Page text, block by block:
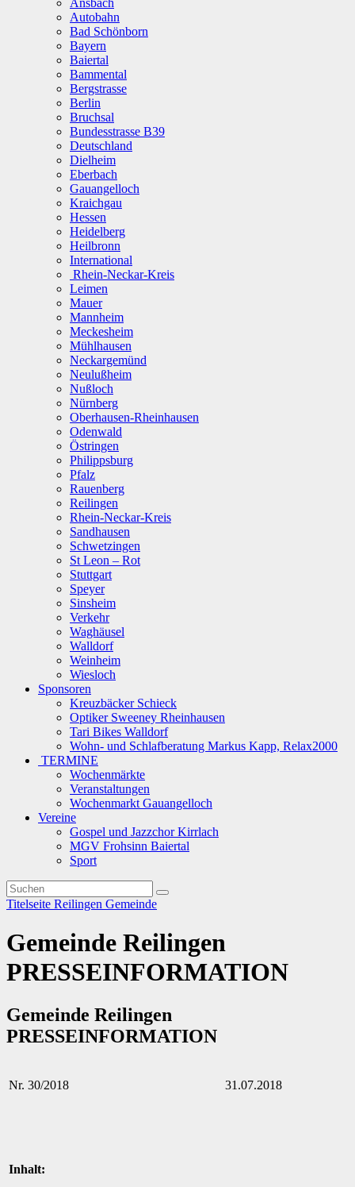
Ansbach
Autobahn
Bad Schönborn
Bayern
Baiertal
Bammental
Bergstrasse
Berlin
Bruchsal
Bundesstrasse B39
Deutschland
Dielheim
Eberbach
Gauangelloch
Kraichgau
Hessen
Heidelberg
Heilbronn
International
Rhein-Neckar-Kreis
Leimen
Mauer
Mannheim
Meckesheim
Mühlhausen
Neckargemünd
Neulußheim
Nußloch
Nürnberg
Oberhausen-Rheinhausen
Odenwald
Östringen
Philippsburg
Pfalz
Rauenberg
Reilingen
Rhein-Neckar-Kreis
Sandhausen
Schwetzingen
St Leon – Rot
Stuttgart
Speyer
Sinsheim
Verkehr
Waghäusel
Walldorf
Weinheim
Wiesloch
Sponsoren
Kreuzbäcker Schieck
Optiker Sweeney Rheinhausen
Tari Bikes Walldorf
Wohn- und Schlafberatung Markus Kapp, Relax2000
TERMINE
Wochenmärkte
Veranstaltungen
Wochenmarkt Gauangelloch
Vereine
Gospel und Jazzchor Kirrlach
MGV Frohsinn Baiertal
Sport
Titelseite Reilingen Gemeinde
Gemeinde Reilingen
PRESSEINFORMATION
Gemeinde Reilingen
PRESSEINFORMATION
Nr. 30/2018 31.07.2018
Inhalt: